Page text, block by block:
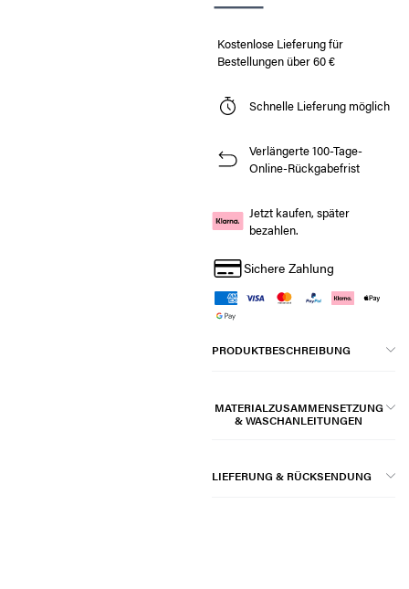
Kostenlose Lieferung für
Bestellungen über 60 €
Schnelle Lieferung möglich
Verlängerte 100-Tage-
Online-Rückgabefrist
Jetzt kaufen, später
bezahlen.
Sichere Zahlung
PRODUKTBESCHREIBUNG
MATERIALZUSAMMENSETZUNG
& WASCHANLEITUNGEN
LIEFERUNG & RÜCKSENDUNG